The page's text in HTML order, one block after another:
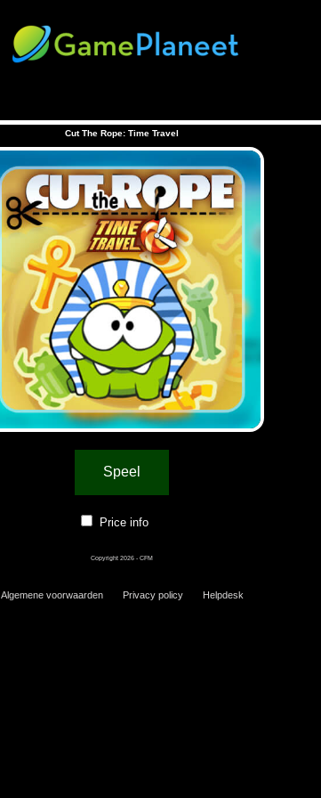
Cut The Rope: Time Travel
Speel
Price info
Copyright 2026 - CFM
Algemene voorwaarden Privacy policy Helpdesk